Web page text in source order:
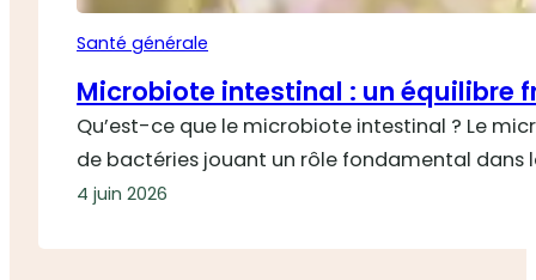
Santé générale
Microbiote intestinal : un équilibre
Qu’est-ce que le microbiote intestinal ? Le
de bactéries jouant un rôle fondamental dans
4 juin 2026